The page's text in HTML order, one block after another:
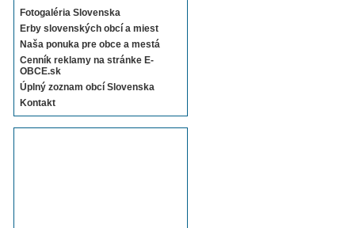
Fotogaléria Slovenska
Erby slovenských obcí a miest
Naša ponuka pre obce a mestá
Cenník reklamy na stránke E-
OBCE.sk
Úplný zoznam obcí Slovenska
Kontakt